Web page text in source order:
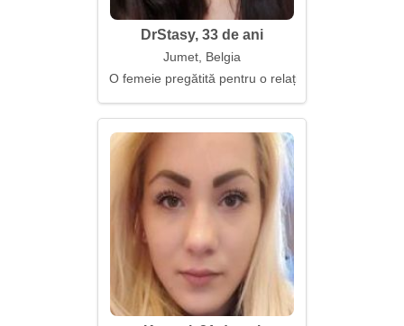
DrStasy, 33 de ani
Jumet, Belgia
O femeie pregătită pentru o relație puternică